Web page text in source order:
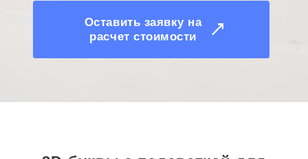
Оставить заявку на
расчет стоимости